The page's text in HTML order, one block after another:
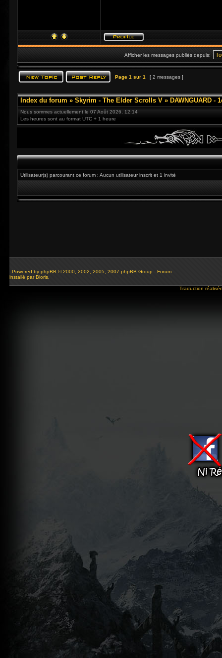
Afficher les messages publiés depuis:
Page 1 sur 1 [ 2 messages ]
Index du forum » Skyrim - The Elder Scrolls V » DAWNGUARD -
Nous sommes actuellement le 07 Août 2026, 12:14
Les heures sont au format UTC + 1 heure
Utilisateur(s) parcourant ce forum : Aucun utilisateur inscrit et 1 invité
Powered by phpBB © 2000, 2002, 2005, 2007 phpBB Group - Forum
installé par Bioris.
Traduction